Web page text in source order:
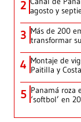
2 agosto y
3 Más de 200
transformar
4 Montaje de
Paitilla y
5 Panamá roza
‘softbol’ en